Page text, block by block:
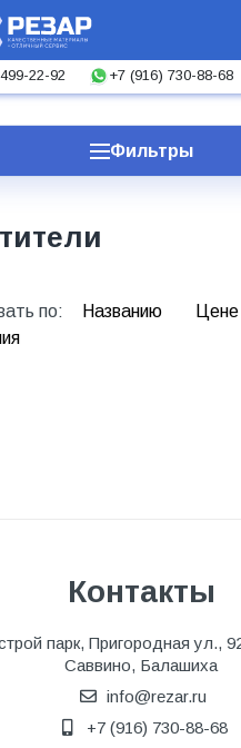
22-92 +7 (916) 730-88-68
Фильтры
по: Названию Цене
Контакты
парк, Пригородная ул.,
Саввино, Балашиха
info@rezar.ru
+7 (916) 730-88-68